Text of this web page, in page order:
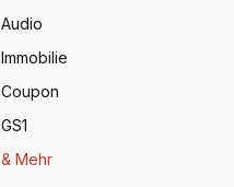
Audio
Immobilie
Coupon
GS1
& Mehr